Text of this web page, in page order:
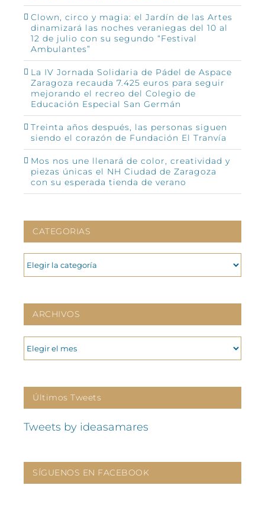
Clown, circo y magia: el Jardín de las Artes
dinamizará las noches veraniegas del 10 al
12 de julio con su segundo “Festival
Ambulantes”
La IV Jornada Solidaria de Pádel de Aspace
Zaragoza recauda 7.425 euros para seguir
mejorando el recreo del Colegio de
Educación Especial San Germán
Treinta años después, las personas siguen
siendo el corazón de Fundación El Tranvía
Mos nos une llenará de color, creatividad y
piezas únicas el NH Ciudad de Zaragoza
con su esperada tienda de verano
CATEGORIAS
CATEGORIAS
ARCHIVOS
ARCHIVOS
Últimos Tweets
Tweets by ideasamares
SÍGUENOS EN FACEBOOK